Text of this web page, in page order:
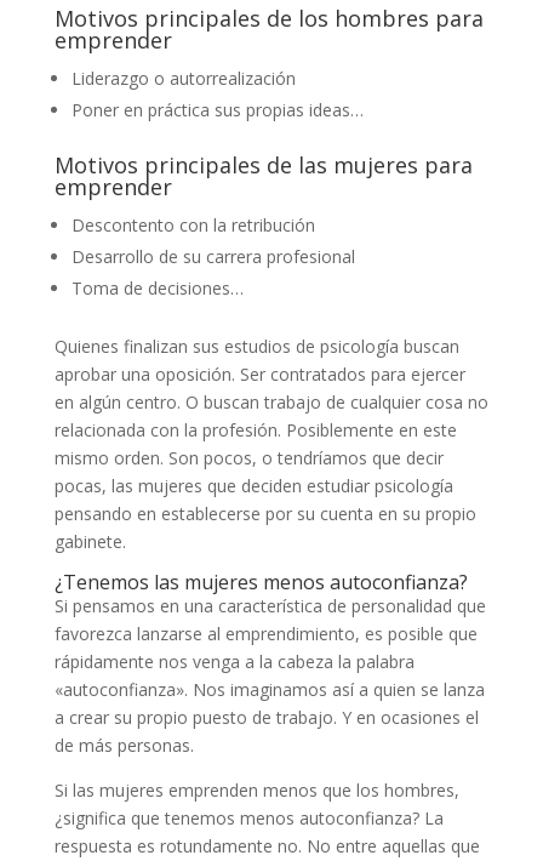
Motivos principales de los hombres para
emprender
Liderazgo o autorrealización
Poner en práctica sus propias ideas…
Motivos principales de las mujeres para
emprender
Descontento con la retribución
Desarrollo de su carrera profesional
Toma de decisiones…
Quienes finalizan sus estudios de psicología buscan
aprobar una oposición. Ser contratados para ejercer
en algún centro. O buscan trabajo de cualquier cosa no
relacionada con la profesión. Posiblemente en este
mismo orden. Son pocos, o tendríamos que decir
pocas, las mujeres que deciden estudiar psicología
pensando en establecerse por su cuenta en su propio
gabinete.
¿Tenemos las mujeres menos autoconfianza?
Si pensamos en una característica de personalidad que
favorezca lanzarse al emprendimiento, es posible que
rápidamente nos venga a la cabeza la palabra
«autoconfianza». Nos imaginamos así a quien se lanza
a crear su propio puesto de trabajo. Y en ocasiones el
de más personas.
Si las mujeres emprenden menos que los hombres,
¿significa que tenemos menos autoconfianza? La
respuesta es rotundamente no. No entre aquellas que